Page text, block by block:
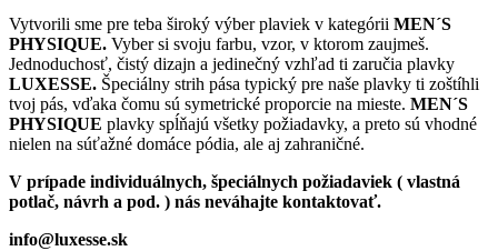
Vytvorili sme pre teba široký výber plaviek v kategórii MEN´S
PHYSIQUE. Vyber si svoju farbu, vzor, v ktorom zaujmeš.
Jednoduchosť, čistý dizajn a jedinečný vzhľad ti zaručia plavky
LUXESSE. Špeciálny strih pása typický pre naše plavky ti zoštíhli
tvoj pás, vďaka čomu sú symetrické proporcie na mieste. MEN´S
PHYSIQUE plavky spĺňajú všetky požiadavky, a preto sú vhodné
nielen na súťažné domáce pódia, ale aj zahraničné.
V prípade individuálnych, špeciálnych požiadaviek ( vlastná
potlač, návrh a pod. ) nás neváhajte kontaktovať.
info@luxesse.sk